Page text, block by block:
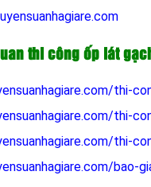
thi công ốp lát
thi-
thi-
thi-
bao-